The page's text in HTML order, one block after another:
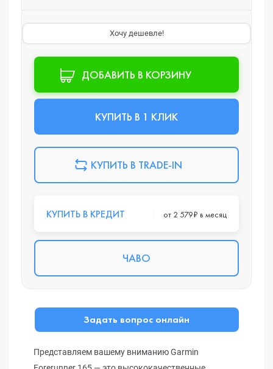
Хочу дешевле!
ДОБАВИТЬ В КОРЗИНУ
КУПИТЬ В 1 КЛИК
КУПИТЬ В TRADE-IN
КУПИТЬ В КРЕДИТ от 2 579₽ в месяц
ЧАВО
Задать вопрос онлайн
Представляем вашему вниманию Garmin